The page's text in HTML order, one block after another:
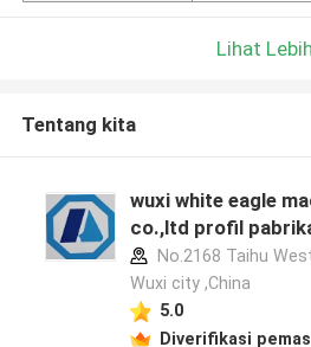
Lihat Lebih
Tentang kita
wuxi white eagle
co.,ltd profil
No.2168 Taihu
Wuxi city ,China
5.0
Diverifikasi